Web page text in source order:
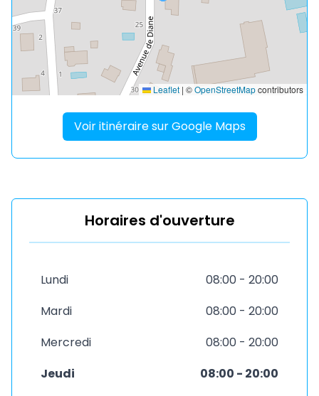
Leaflet | ©OpenStreetMapcontributors
Voir itinéraire sur Google Maps
Horaires d'ouverture
Lundi
08:00 - 20:00
Mardi
08:00 - 20:00
Mercredi
08:00 - 20:00
Jeudi
08:00 - 20:00